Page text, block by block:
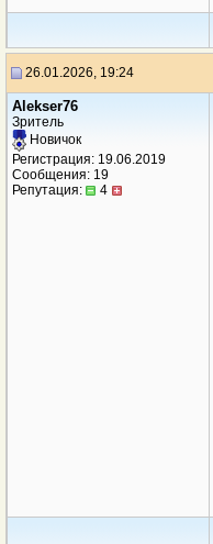
26.01.2026, 19:24
Alekser76
Зритель
Новичок
Регистрация: 19.06.2019
Сообщения: 19
Репутация:
4